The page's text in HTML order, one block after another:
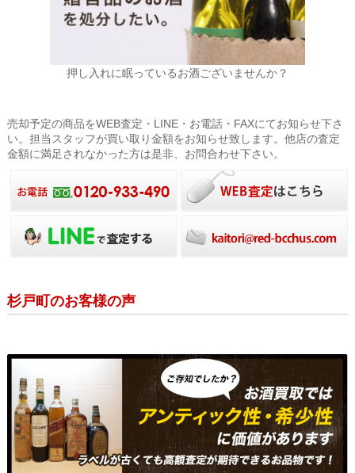
押し入れに眠っているお酒ございませんか？
売却予定の商品をWEB査定・LINE・お電話・FAXにてお知らせ下さ
い。担当スタッフが買い取り金額をお知らせ致します。他店の査定
金額に満足されなかった方は是非、お問合わせ下さい。
杉戸町のお客様の声